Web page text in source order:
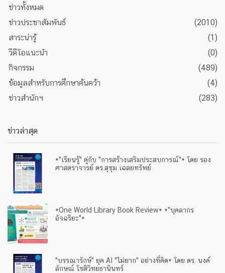
ข่าวทั้งหมด
ข่าวประชาสัมพันธ์
(2010)
สาระน่ารู้
(1)
วีดีโอแนะนำ
(0)
กิจกรรม
(489)
ข้อมูลสำหรับการศึกษาค้นคว้า
(4)
ข่าวสำนักฯ
(283)
ข่าวล่าสุด
*"เรียนรู้" คู่กับ "การสร้างเสริมประสบการณ์"* โดย รอง
ศาสตราจารย์ ดร.สุขุม เฉลยทรัพย์
*One World Library Book Review* *"บุคลากร
อัจฉริยะ"*
"บรรณารักษ์" ยุค AI "ไม่ยาก" อย่างที่คิด* โดย ดร. นงค์
ลักษณ์ โชติวิทยธานินทร์